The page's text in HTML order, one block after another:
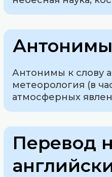
Антонимы
Антонимы к слову
метеорология (в
атмосферных
Перевод